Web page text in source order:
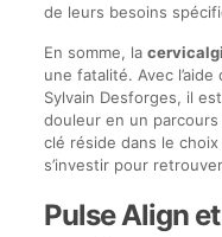
de leurs besoins
En somme, la
une fatalité. Avec
Sylvain Desforges, il
douleur en un
clé réside dans le
s’investir pour
Pulse Align